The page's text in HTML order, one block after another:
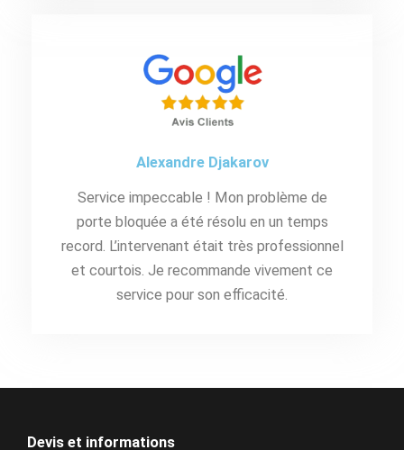
Alexandre Djakarov
Service impeccable ! Mon problème de
porte bloquée a été résolu en un temps
record. L’intervenant était très professionnel
et courtois. Je recommande vivement ce
service pour son efficacité.
Devis et informations